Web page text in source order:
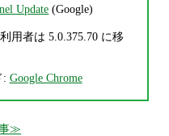
Update (Google)
用者は 5.0.375.70 に移
: Google Chrome